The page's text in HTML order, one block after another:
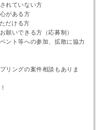
れていない方
がある方
だける方
願いできる方（応募制）
ント等への参加、拡散に協力
リングの案件相談もありま